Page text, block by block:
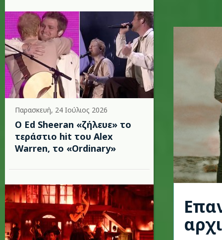
Παρασκευή, 24 Ιούλιος 2026
Ο Ed Sheeran «ζήλευε» το
τεράστιο hit του Alex
Warren, το «Ordinary»